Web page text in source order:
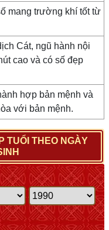
mang trường khí tốt từ
Cát, ngũ hành nội
cao và có số đẹp
hợp bản mệnh và
với bản mệnh.
TUỔI THEO NGÀY